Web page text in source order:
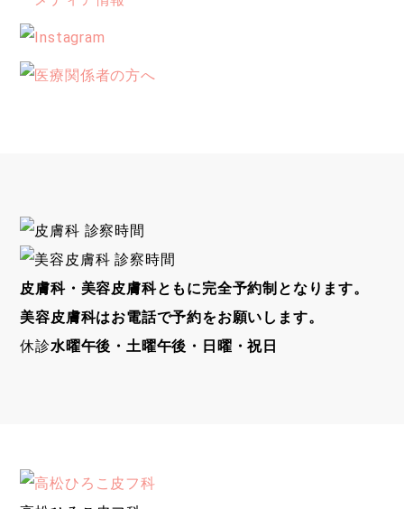
皮膚科・美容皮膚科ともに完全予約制となります。
美容皮膚科はお電話で予約をお願いします。
休診水曜午後・土曜午後・日曜・祝日